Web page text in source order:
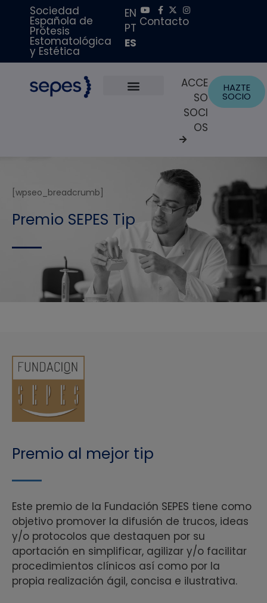
Sociedad
Española de
Prótesis
Estomatológica
y Estética
EN
PT
ES
Contacto
ACCE
SO
SOCI
OS
HAZTE
SOCIO
[wpseo_breadcrumb]
Premio SEPES Tip
Premio al mejor tip
Este premio de la Fundación SEPES tiene como
objetivo promover la difusión de trucos, ideas
y/o protocolos que destaquen por su
aportación en simplificar, agilizar y/o facilitar
procedimientos clínicos así como por la
propia realización ágil, concisa e ilustrativa.